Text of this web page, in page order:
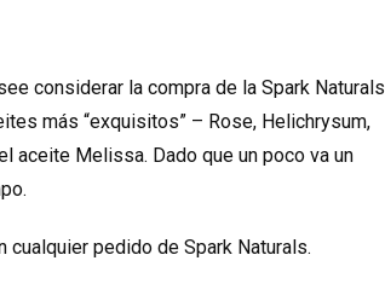
considerar la compra de la Spark Naturals
más “exquisitos” – Rose, Helichrysum,
aceite Melissa. Dado que un poco va un
cualquier pedido de Spark Naturals.